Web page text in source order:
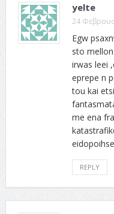
yelte
24
Egw
sto
irwas leei
eprepe n
tou kai
me ena
REPLY